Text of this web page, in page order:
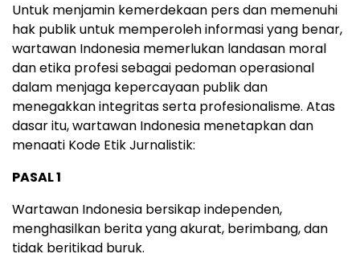
Untuk menjamin kemerdekaan pers dan memenuhi
hak publik untuk memperoleh informasi yang benar,
wartawan Indonesia memerlukan landasan moral
dan etika profesi sebagai pedoman operasional
dalam menjaga kepercayaan publik dan
menegakkan integritas serta profesionalisme. Atas
dasar itu, wartawan Indonesia menetapkan dan
menaati Kode Etik Jurnalistik:
PASAL 1
Wartawan Indonesia bersikap independen,
menghasilkan berita yang akurat, berimbang, dan
tidak beritikad buruk.